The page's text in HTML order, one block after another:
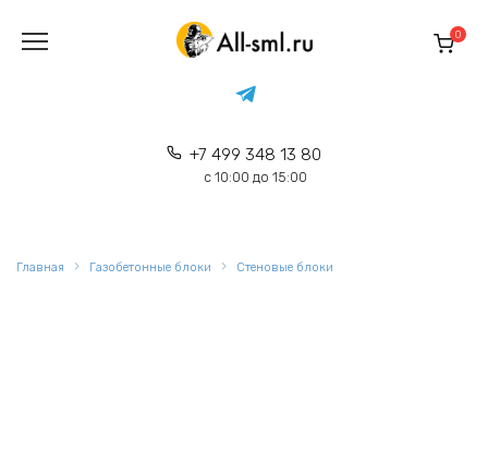
содержанию
+7 499 348 13 80
с 10:00 до 15:00
0
Главная Газобетонные блоки Стеновые блоки